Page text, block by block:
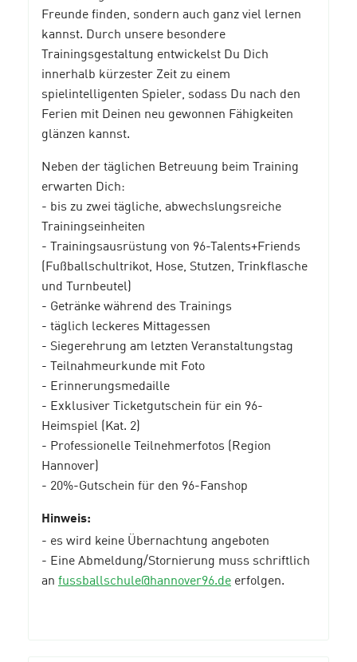
Freunde finden, sondern auch ganz viel lernen
kannst. Durch unsere besondere
Trainingsgestaltung entwickelst Du Dich
innerhalb kürzester Zeit zu einem
spielintelligenten Spieler, sodass Du nach den
Ferien mit Deinen neu gewonnen Fähigkeiten
glänzen kannst.
Neben der täglichen Betreuung beim Training
erwarten Dich:
- bis zu zwei tägliche, abwechslungsreiche
Trainingseinheiten
- Trainingsausrüstung von 96-Talents+Friends
(Fußballschultrikot, Hose, Stutzen, Trinkflasche
und Turnbeutel)
- Getränke während des Trainings
- täglich leckeres Mittagessen
- Siegerehrung am letzten Veranstaltungstag
- Teilnahmeurkunde mit Foto
- Erinnerungsmedaille
- Exklusiver Ticketgutschein für ein 96-
Heimspiel (Kat. 2)
- Professionelle Teilnehmerfotos (Region
Hannover)
- 20%-Gutschein für den 96-Fanshop
Hinweis:
- es wird keine Übernachtung angeboten
- Eine Abmeldung/Stornierung muss schriftlich
an fussballschule@hannover96.de erfolgen.